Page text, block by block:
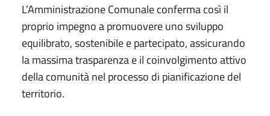
L’Amministrazione Comunale conferma così il
proprio impegno a promuovere uno sviluppo
equilibrato, sostenibile e partecipato, assicurando
la massima trasparenza e il coinvolgimento attivo
della comunità nel processo di pianificazione del
territorio.